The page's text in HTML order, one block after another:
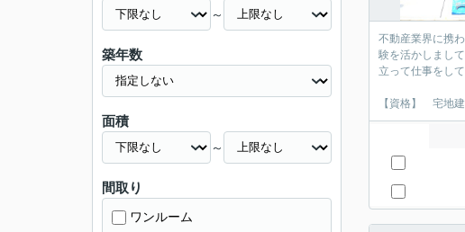
不動産業界に携
験を活かしまし
立って仕事をし
【資格】 宅地
～
築年数
面積
～
間取り
ワンルーム